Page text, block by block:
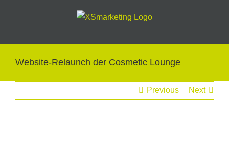
Website-Relaunch der Cosmetic Lounge
Previous Next